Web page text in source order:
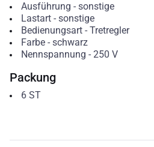
Ausführung - sonstige
Lastart- sonstige
Bedienungsart- Tretregler
Farbe- schwarz
Nennspannung - 250 V
Packung
6 ST